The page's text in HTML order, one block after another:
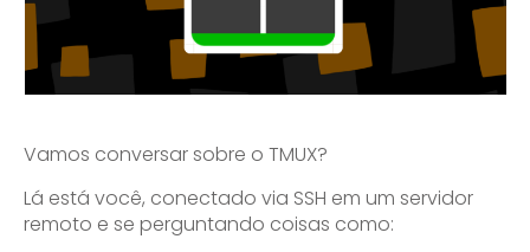
Vamos conversar sobre o TMUX?
Lá está você, conectado via SSH em um servidor
remoto e se perguntando coisas como: